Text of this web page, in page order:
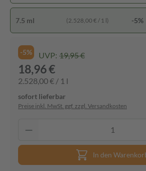
7.5 ml (2.528,00 € / 1 l) -5%
-5% UVP: 19,95 €
18,96 €
2.528,00 € / 1 l
sofort lieferbar
Preise inkl. MwSt. ggf. zzgl. Versandkosten
In den